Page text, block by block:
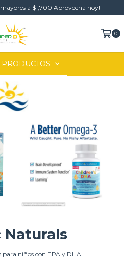
a $1,700 Aprovecha hoy!
0
PRODUCTOS
Naturals
niños con EPA y DHA.